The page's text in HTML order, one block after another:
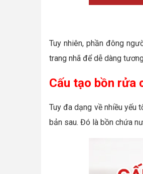
Tuy nhiên, phần đông
trang nhã để dễ dàng
Cấu tạo bồn rửa
Tuy đa dạng về nhiều yếu
bản sau. Đó là bồn chứa